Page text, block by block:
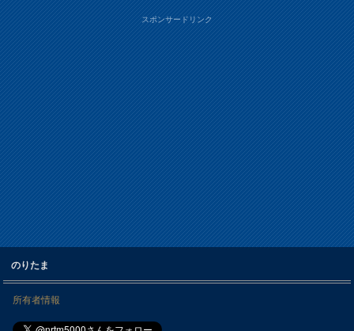
スポンサードリンク
のりたま
所有者情報